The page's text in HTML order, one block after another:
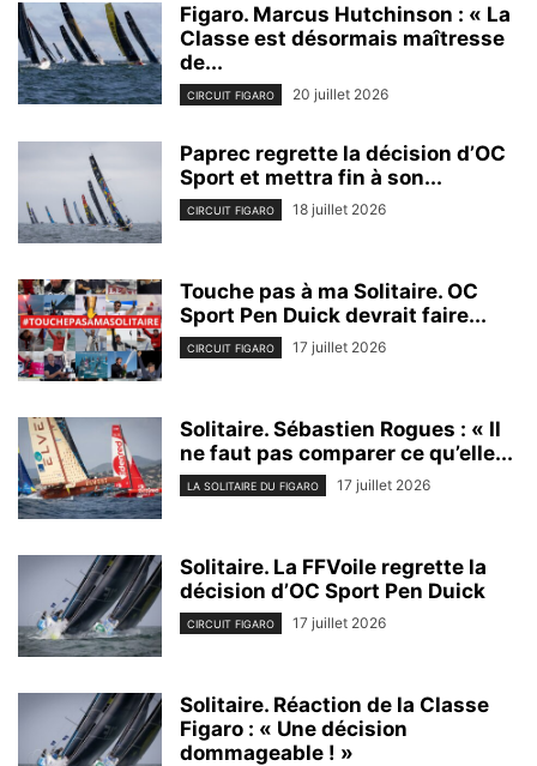
Figaro. Marcus Hutchinson : « La
Classe est désormais maîtresse
de...
CIRCUIT FIGARO 20 juillet 2026
Paprec regrette la décision d’OC
Sport et mettra fin à son...
CIRCUIT FIGARO 18 juillet 2026
Touche pas à ma Solitaire. OC
Sport Pen Duick devrait faire...
CIRCUIT FIGARO 17 juillet 2026
Solitaire. Sébastien Rogues : « Il
ne faut pas comparer ce qu’elle...
LA SOLITAIRE DU FIGARO 17 juillet 2026
Solitaire. La FFVoile regrette la
décision d’OC Sport Pen Duick
CIRCUIT FIGARO 17 juillet 2026
Solitaire. Réaction de la Classe
Figaro : « Une décision
dommageable ! »